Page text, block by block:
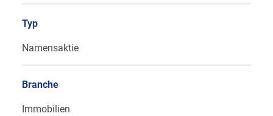
Typ
Namensaktie
Branche
Immobilien